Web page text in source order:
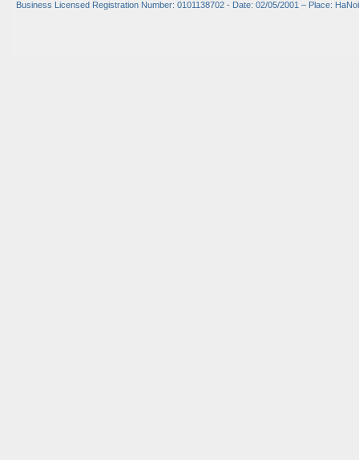
Business Licensed Registration Number: 0101138702 - Date: 02/05/2001 – Place: